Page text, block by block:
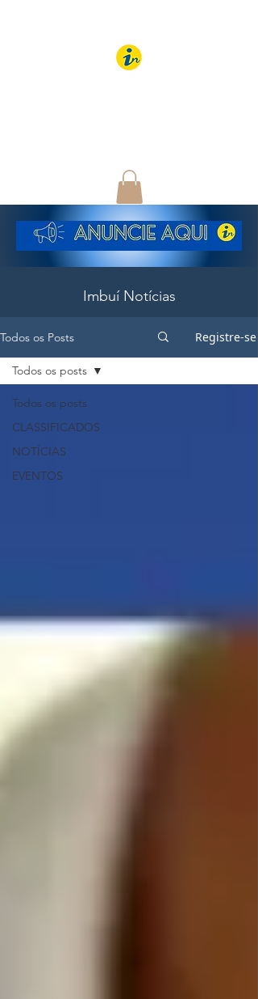
Imbuí Notícias
Todos os Posts Registre-se
Todos os posts
CLASSIFICADOS
NOTÍCIAS
EVENTOS
Todos os posts